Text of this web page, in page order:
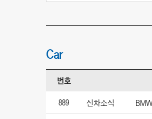
Car
번호
889 신차소식